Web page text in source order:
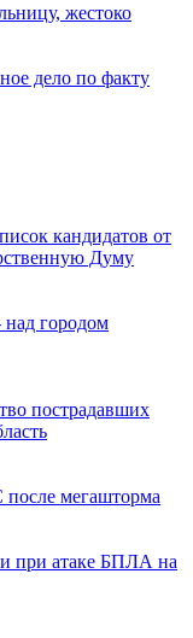
жестоко
дело по факту
кандидатов от
Думу
городом
пострадавших
мегашторма
при атаке БПЛА на